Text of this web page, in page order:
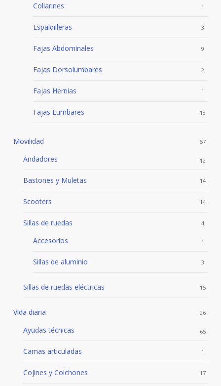
Collarines 1
Espaldilleras 3
Fajas Abdominales 9
Fajas Dorsolumbares 2
Fajas Hernias 1
Fajas Lumbares 18
Movilidad 57
Andadores 12
Bastones y Muletas 14
Scooters 14
Sillas de ruedas 4
Accesorios 1
Sillas de aluminio 3
Sillas de ruedas eléctricas 15
Vida diaria 26
Ayudas técnicas 65
Camas articuladas 1
Cojines y Colchones 17